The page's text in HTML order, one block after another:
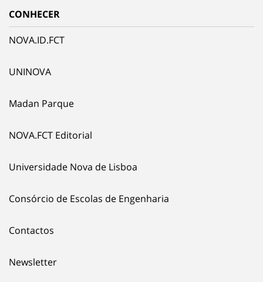
CONHECER
NOVA.ID.FCT
UNINOVA
Madan Parque
NOVA.FCT Editorial
Universidade Nova de Lisboa
Consórcio de Escolas de Engenharia
Contactos
Newsletter